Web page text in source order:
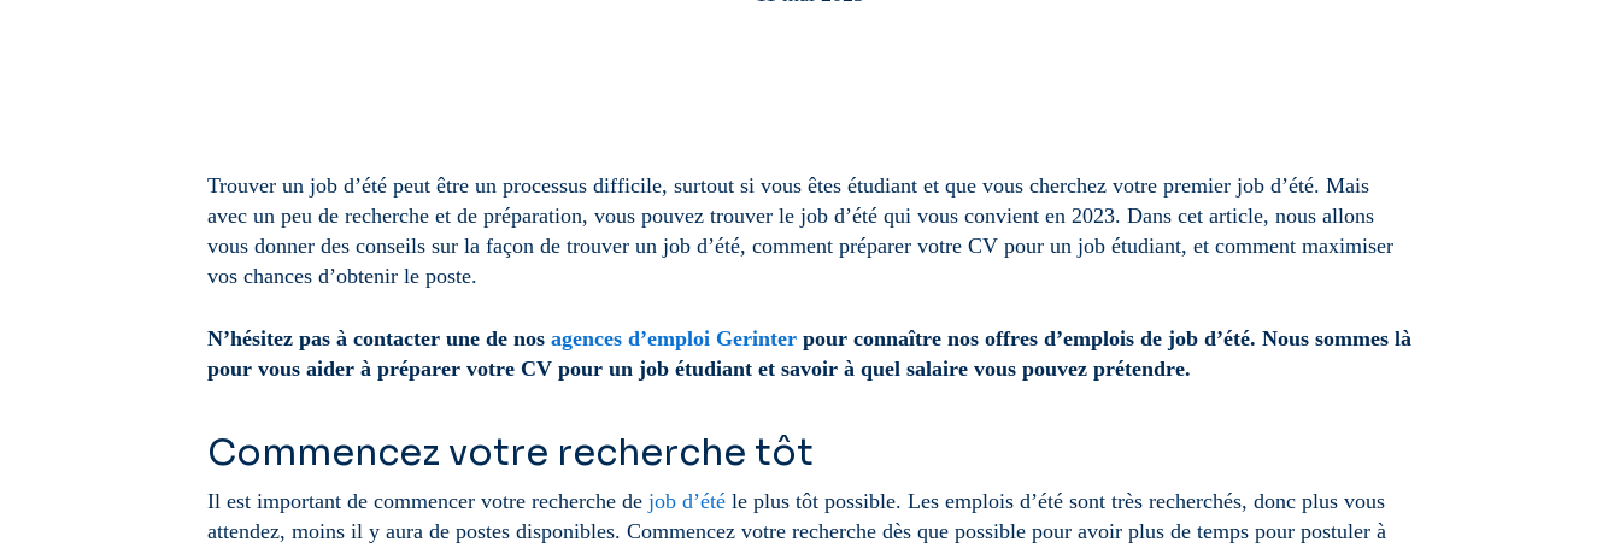
Trouver un job d’été peut être un processus difficile, surtout si vous êtes étudiant et que vous cherchez votre premier job d’été. Mais
avec un peu de recherche et de préparation, vous pouvez trouver le job d’été qui vous convient en 2023. Dans cet article, nous allons
vous donner des conseils sur la façon de trouver un job d’été, comment préparer votre CV pour un job étudiant, et comment maximiser
vos chances d’obtenir le poste.
N’hésitez pas à contacter une de nos agences d’emploi Gerinter pour connaître nos offres d’emplois de job d’été. Nous sommes là
pour vous aider à préparer votre CV pour un job étudiant et savoir à quel salaire vous pouvez prétendre.
Commencez votre recherche tôt
Il est important de commencer votre recherche de job d’été le plus tôt possible. Les emplois d’été sont très recherchés, donc plus vous
attendez, moins il y aura de postes disponibles. Commencez votre recherche dès que possible pour avoir plus de temps pour postuler à